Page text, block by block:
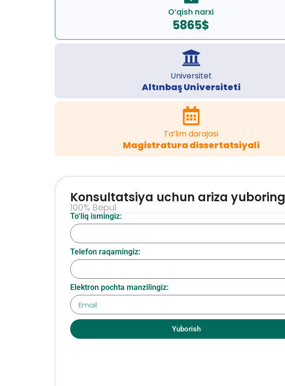
O‘qish narxi
5865$
Universitet
Altınbaş Universiteti
Ta’lim darajasi
Magistratura dissertatsiyali
To‘liq ismingiz:
Telefon raqamingiz:
Elektron pochta manzilingiz:
Yuborish
Konsultatsiya uchun ariza yuboring
100% Bepul